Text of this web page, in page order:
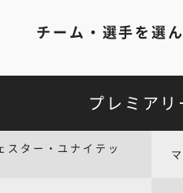
チーム・選手を選
プレミアリ
スター・ユナイテッ